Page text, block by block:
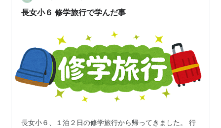
上げにいりごま和え…
長女小６ 修学旅行で学んだ事
長女小６、１泊２日の修学旅行から帰ってきました。 行